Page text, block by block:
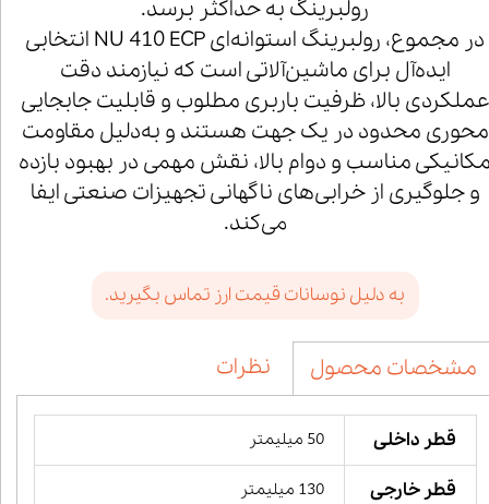
رولبرینگ به حداکثر برسد.
در مجموع، رولبرینگ استوانه‌ای NU 410 ECP انتخابی
ایده‌آل برای ماشین‌آلاتی است که نیازمند دقت
عملکردی بالا، ظرفیت باربری مطلوب و قابلیت جابجایی
محوری محدود در یک جهت هستند و به‌دلیل مقاومت
مناسب و دوام بالا، نقش مهمی در بهبود بازده
و جلوگیری از خرابی‌های ناگهانی تجهیزات صنعتی ایفا
می‌کند.
به دلیل نوسانات قیمت ارز تماس بگیرید.
مشخصات محصول نظرات
قطر داخلی 50 میلیمتر
قطر خارجی 130 میلیمتر